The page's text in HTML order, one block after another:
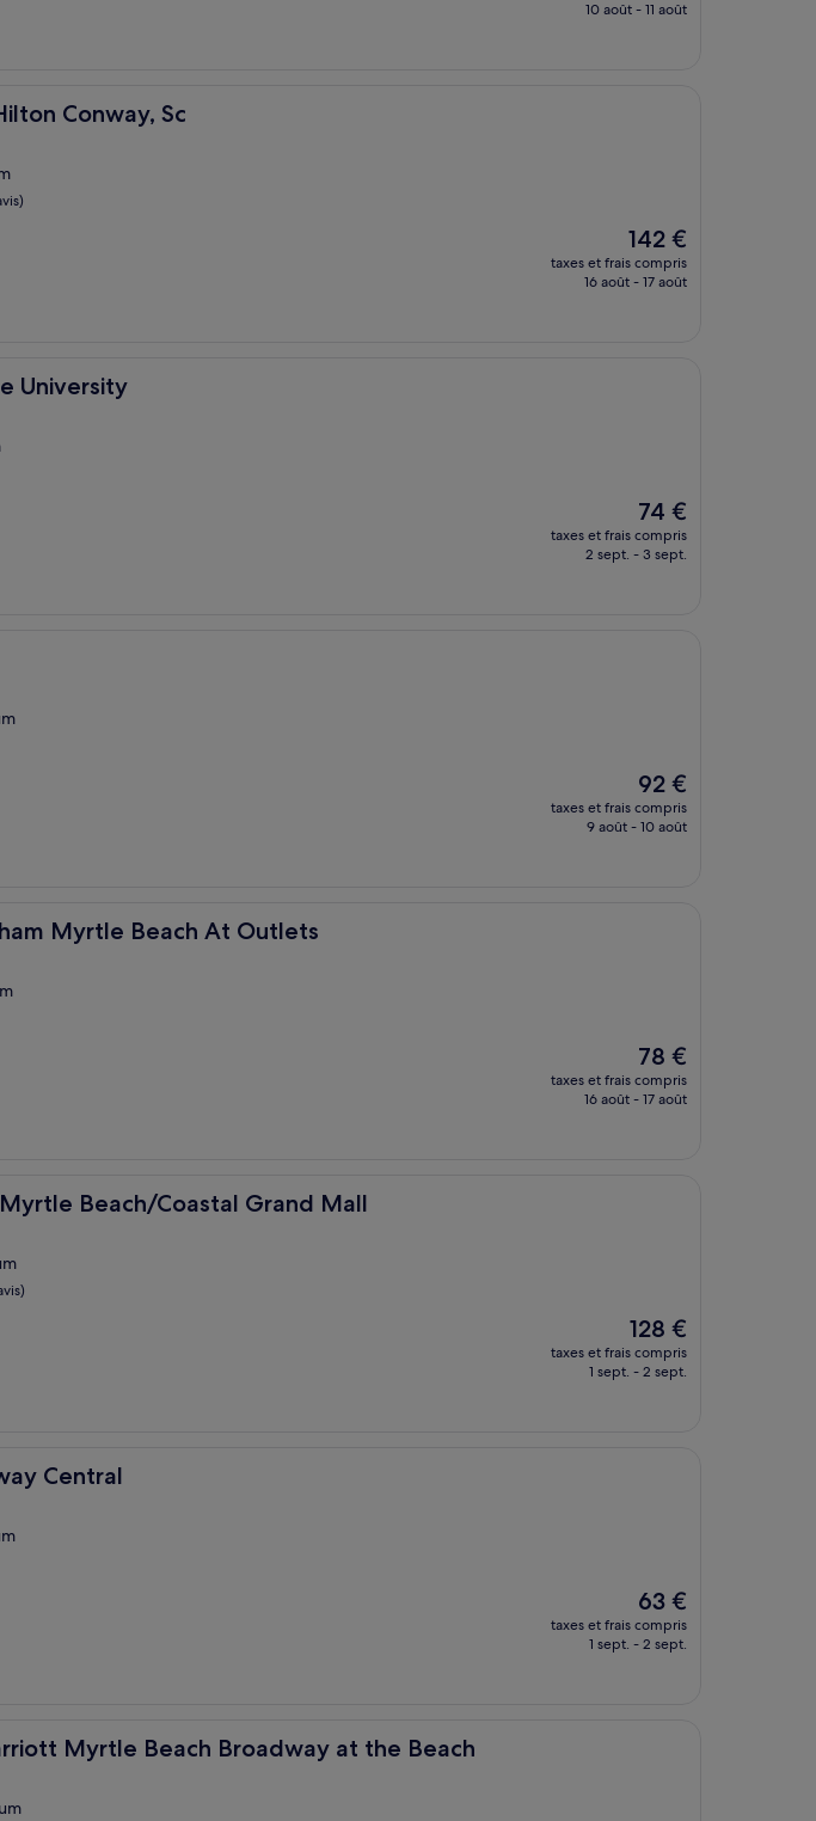
prix
10 août - 11 août
Conway, Sc
Sc
Le
nouveau
prix
142 €
taxes et frais compris
16 août - 17 août
University
Le
nouveau
prix
74 €
taxes et frais compris
2 sept. - 3 sept.
Le
nouveau
prix
92 €
taxes et frais compris
9 août - 10 août
Myrtle Beach At Outlets
Beach At Outlets
Le
nouveau
prix
78 €
taxes et frais compris
16 août - 17 août
Beach/Coastal Grand Mall
Beach/Coastal Grand Mall
Le
nouveau
prix
128 €
taxes et frais compris
1 sept. - 2 sept.
Central
Le
nouveau
prix
63 €
taxes et frais compris
1 sept. - 2 sept.
Myrtle Beach Broadway at the Beach
Beach Broadway at the Beach